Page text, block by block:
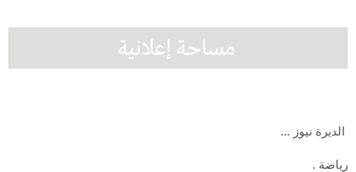
الديرة نيوز ...
رياضة .